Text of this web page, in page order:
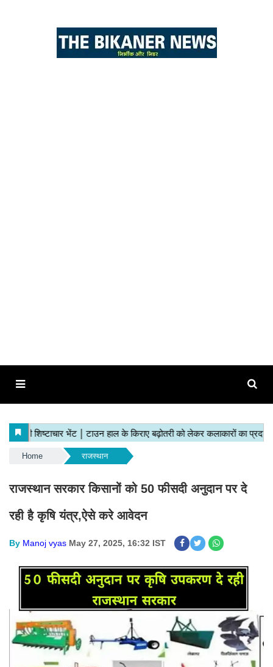
Home राजस्थान
राजस्थान सरकार किसानों को 50 फीसदी अनुदान पर दे
रही है कृषि यंत्र,ऐसे करे आवेदन
By Manoj vyas May 27, 2025, 16:32 IST